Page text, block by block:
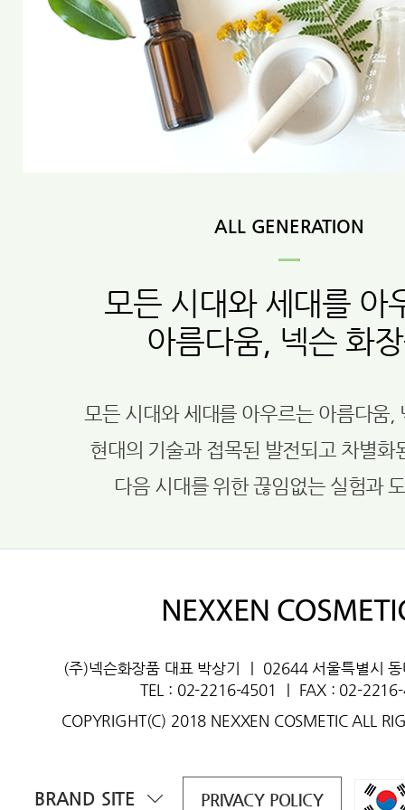
ALL GENERATION
모든 시대와 세대를 아
아름다움, 넥슨 화
모든 시대와 세대를 아우르는 아름다움,
현대의 기술과 접목된 발전되고 차별화
다음 시대를 위한 끊임없는 실험과
(주)넥슨화장품 대표 박상기
02644 서울특별시
TEL : 02-2216-4501
FAX : 02-
COPYRIGHT(C) 2018 NEXXEN COSMETIC ALL
BRAND SITE PRIVACY POLICY